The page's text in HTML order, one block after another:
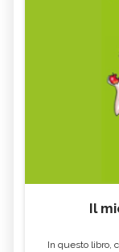
Il
In questo libro,